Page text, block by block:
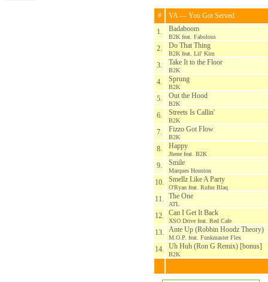
#
VA — You Got Served
1.
Badaboom
B2K feat. Fabolous
2. Do That Thing
B2K feat. Lil' Kim
3. Take It to the Floor
B2K
4. Sprung
B2K
5. Out the Hood
B2K
6. Streets Is Callin'
B2K
7. Fizzo Got Flow
B2K
8. Happy
Jhene feat. B2K
9. Smile
Marques Houston
10. Smellz Like A Party
O'Ryan feat. Rufus Blaq
11. The One
ATL
12. Can I Get It Back
XSO Drive feat. Red Cafe
13. Ante Up (Robbin Hoodz Theory)
M.O.P. feat. Funkmaster Flex
14. Uh Huh (Ron G Remix) [bonus]
B2K